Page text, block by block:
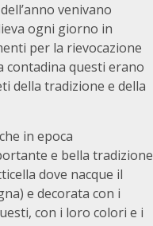
venivano
ogni giorno in
per la rievocazione
contadina questi erano
della tradizione e della
in epoca
e bella tradizione
dove nacque il
e decorata con i
con i loro colori e i